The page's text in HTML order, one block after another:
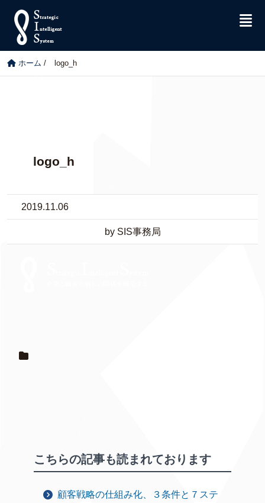
ホーム / logo_h
logo_h
2019.11.06
by SIS事務局
こちらの記事も読まれております
顧客戦略の仕組み化、３条件と７ステ